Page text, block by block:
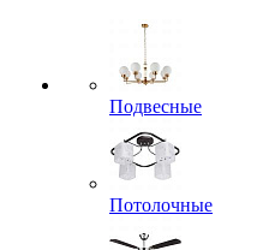
Подвесные
Потолочные